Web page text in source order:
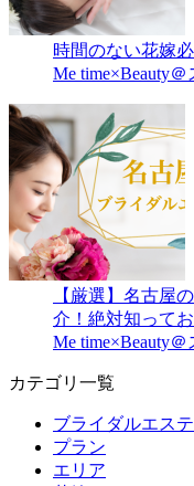
時間のない花嫁
Me time×Beauty＠
【厳選】名古屋
介！絶対知って
Me time×Beauty＠
カテゴリ一覧
ブライダルエス
プラン
エリア